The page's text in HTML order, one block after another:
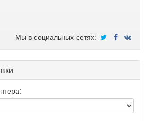
Мы в социальных сетях: